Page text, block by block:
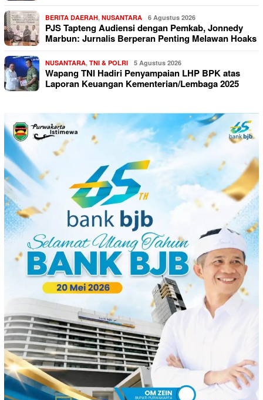
BERITA DAERAH, NUSANTARA 6 Agustus 2026
PJS Tapteng Audiensi dengan Pemkab, Jonnedy
Marbun: Jurnalis Berperan Penting Melawan Hoaks
NUSANTARA, TNI & POLRI 5 Agustus 2026
Wapang TNI Hadiri Penyampaian LHP BPK atas
Laporan Keuangan Kementerian/Lembaga 2025